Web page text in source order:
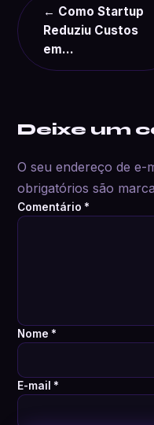
← Como Startup
Reduziu Custos
em…
Deixe um
O seu endereço de e-
obrigatórios são
Comentário *
Nome *
E-mail *